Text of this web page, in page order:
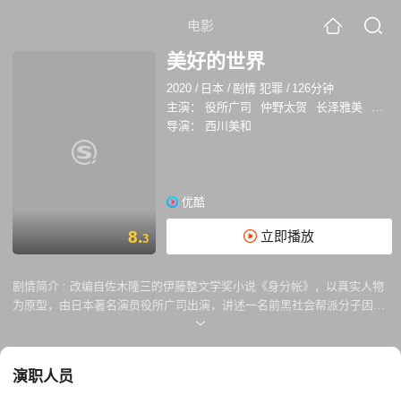
电影
8.3
美好的世界
2020 / 日本 /剧情 犯罪 / 126分钟
主演：
役所广司 仲野太贺 长泽雅美
桥爪
导演：
西川美和
优酷
立即播放
剧情简介 : 改编自佐木隆三的伊藤整文学奖小说《身分帐》，以真实人物
为原型，由日本著名演员役所广司出演，讲述一名前黑社会帮派分子因杀
人罪被判入狱，在服刑13年后获释重返社会，发誓努力融入新的生活，然
裕和的西川美和导演新作以人性关怀打量个体的痛苦与希望，描绘出当代
演职人员